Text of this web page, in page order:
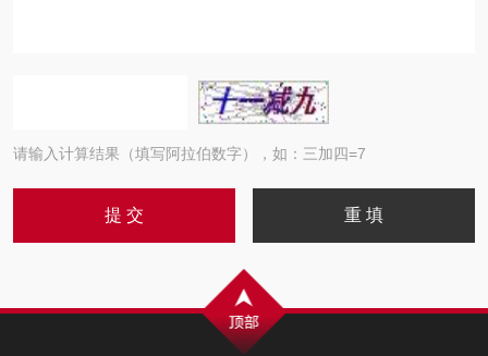
请输入计算结果（填写阿拉伯数字），如：三加四=7